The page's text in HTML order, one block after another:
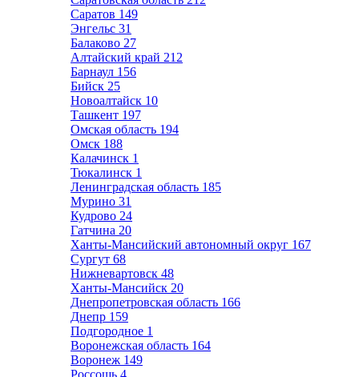
Саратов 149
Энгельс 31
Балаково 27
Алтайский край 212
Барнаул 156
Бийск 25
Новоалтайск 10
Ташкент 197
Омская область 194
Омск 188
Калачинск 1
Тюкалинск 1
Ленинградская область 185
Мурино 31
Кудрово 24
Гатчина 20
Ханты-Мансийский автономный округ 167
Сургут 68
Нижневартовск 48
Ханты-Мансийск 20
Днепропетровская область 166
Днепр 159
Подгородное 1
Воронежская область 164
Воронеж 149
Россошь 4